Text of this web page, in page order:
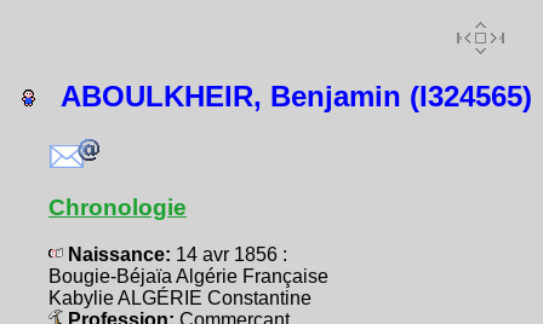
ABOULKHEIR, Benjamin (I324565)
Chronologie
Naissance: 14 avr 1856 :
Bougie-Béjaïa Algérie Française
Kabylie ALGÉRIE Constantine